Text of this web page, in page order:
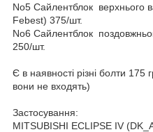
No5 Сайлентблок верхнього
Febest) 375/шт.
No6 Сайлентблок
250/шт.
Є в наявності різні болти 175
вони не входять)
Застосування:
MITSUBISHI ECLIPSE IV